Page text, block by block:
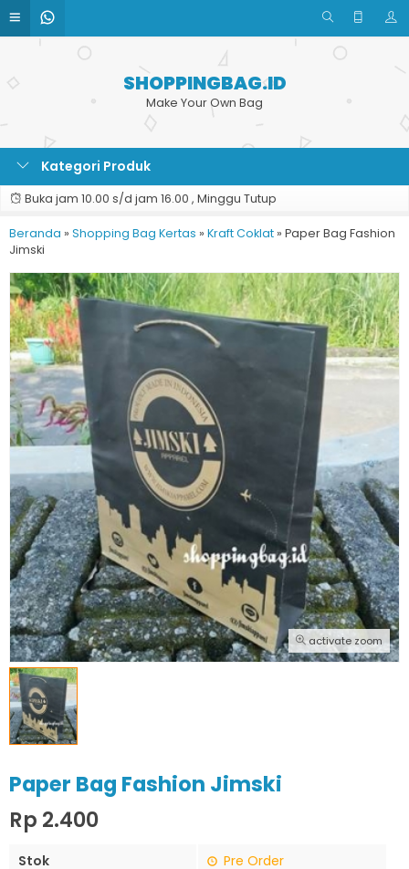
SHOPPINGBAG.ID
Make Your Own Bag
Kategori Produk
Buka jam 10.00 s/d jam 16.00 , Minggu Tutup
Beranda » Shopping Bag Kertas » Kraft Coklat » Paper Bag Fashion
Jimski
activate zoom
Paper Bag Fashion Jimski
Rp 2.400
Stok
Pre Order